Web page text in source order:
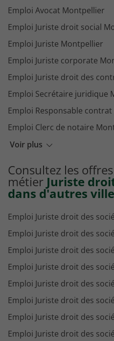
Voir plus
Emploi Avocat Montpellier
Emploi Juriste droit social
Emploi Juriste Montpellier
Emploi Juriste corporate
Emploi Juriste droit des
Emploi Secrétaire juridique
Emploi Responsable
Emploi Clerc de notaire
Emploi Juriste cabinet
Emploi Responsable
Consultez les
métier Juriste
dans d'autres
Emploi Juriste droit des
Emploi Juriste droit des
Emploi Juriste droit des
Emploi Juriste droit des
Emploi Juriste droit des
Emploi Juriste droit des
Emploi Juriste droit des
Emploi Juriste droit des